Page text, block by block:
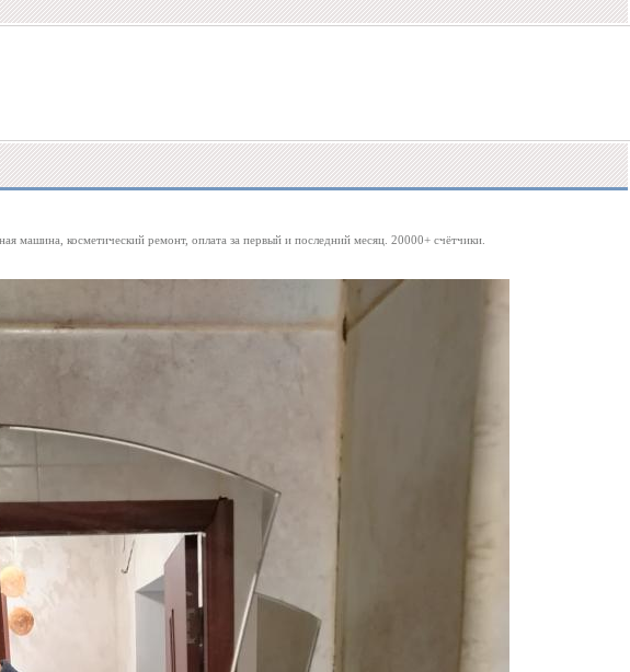
машина, косметический ремонт, оплата за первый и последний месяц. 20000+ счётчики.